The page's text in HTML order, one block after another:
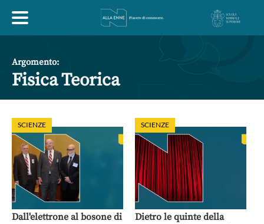
ESPLORA
ABOUT
ARTE ECONOMIA FILOSOFIA
LETTERATURA MONDO ANTICO MUSICA
Argomento:
Fisica Teorica
SCIENZE
Dall'elettrone al bosone di
SCIENZE
Dietro le quinte della